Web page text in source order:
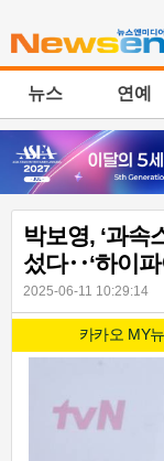
뉴스 연예
박보영, ‘과속
섰다‥‘하이파
2025-06-11 10:29:14
카카오 MY